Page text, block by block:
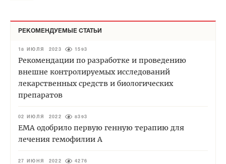
РЕКОМЕНДУЕМЫЕ СТАТЬИ
18 ИЮЛЯ 2023 1593
Рекомендации по разработке и проведению
внешне контролируемых исследований
лекарственных средств и биологических
препаратов
02 ИЮЛЯ 2022 8393
EMA одобрило первую генную терапию для
лечения гемофилии А
27 ИЮНЯ 2022 4276